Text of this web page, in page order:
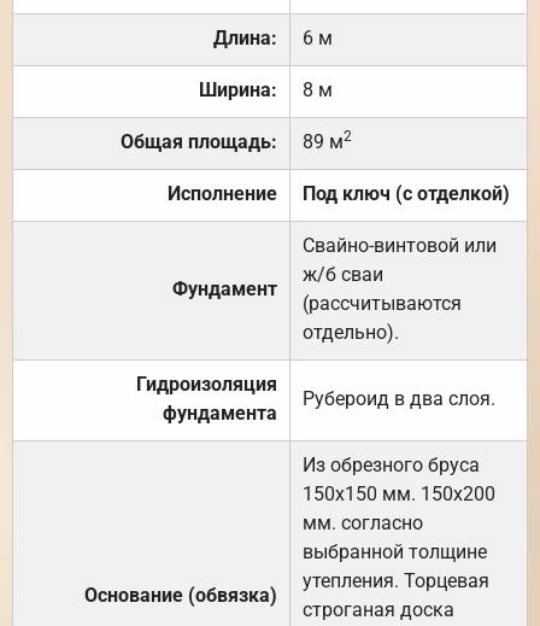
Длина: 6 м
Ширина: 8 м
Общая площадь: 89 м2
Исполнение Под ключ (с отделкой)
Фундамент
Свайно-винтовой или
ж/б сваи
(рассчитываются
отдельно).
Гидроизоляция
фундамента
Рубероид в два слоя.
Основание (обвязка)
Из обрезного бруса
150х150 мм. 150х200
мм. согласно
выбранной толщине
утепления. Торцевая
строганая доска